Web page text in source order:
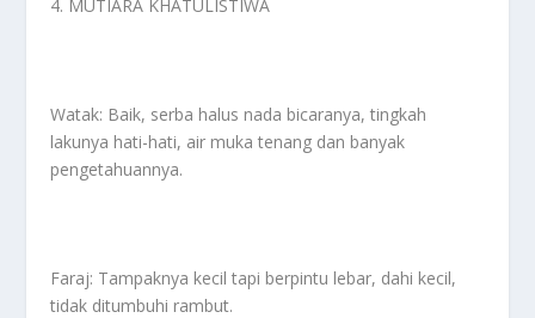
4. MUTIARA KHATULISTIWA
Watak: Baik, serba halus nada bicaranya, tingkah
lakunya hati-hati, air muka tenang dan banyak
pengetahuannya.
Faraj: Tampaknya kecil tapi berpintu lebar, dahi kecil,
tidak ditumbuhi rambut.